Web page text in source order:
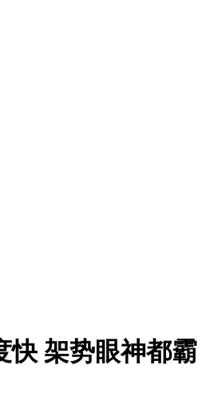
快 架势眼神都霸